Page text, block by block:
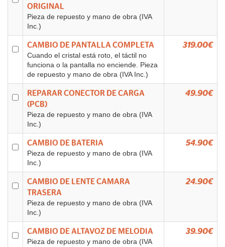
ORIGINAL
Pieza de repuesto y mano de obra (IVA
Inc.)
CAMBIO DE PANTALLA COMPLETA
Cuando el cristal está roto, el táctil no
funciona o la pantalla no enciende. Pieza
de repuesto y mano de obra (IVA Inc.)
319.00€
REPARAR CONECTOR DE CARGA
(PCB)
Pieza de repuesto y mano de obra (IVA
Inc.)
49.90€
CAMBIO DE BATERIA
Pieza de repuesto y mano de obra (IVA
Inc.)
54.90€
CAMBIO DE LENTE CAMARA
TRASERA
Pieza de repuesto y mano de obra (IVA
Inc.)
24.90€
CAMBIO DE ALTAVOZ DE MELODIA
Pieza de repuesto y mano de obra (IVA
39.90€